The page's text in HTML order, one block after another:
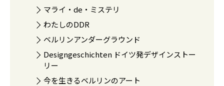
マライ・de・ミステリ
わたしのDDR
ベルリンアンダーグラウンド
Designgeschichten ドイツ発デザインストー
リー
今を生きるベルリンのアート